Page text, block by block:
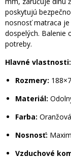
poskytujú
nosnosť matraca
dospelých. Balenie
potreby.​
Hlavné vlastnosti:
Rozmery:
Materiál:
Farba:
Nosnosť:
Vzduchové